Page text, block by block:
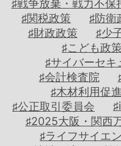
介
レ
探
訪
／
国
立
研
究
開
発
省
点
♯戦争放棄・戦力不保
♯関税政策
♯防衛
♯財政政策
♯少
♯こども政策
♯サイバーセキ
♯会計検査院
♯木材利用促進
♯公正取引委員会
♯2025大阪・関西
♯ライフサイエ